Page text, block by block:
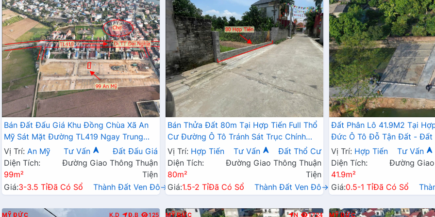
Bán Đất Đấu Giá Khu Đồng Chùa Xã An
Mỹ Sát Mặt Đường TL419 Ngay Trung
Tâm Xã An Mỹ Mỹ Đức
Vị Trí: An Mỹ Tư Vấn
Đất Đấu Giá
Diện Tích:
99m²
Đường Giao Thông Thuận
Tiện
Giá:3-3.5 TỉĐã Có Sổ Thành Đất Ven Đô→
Bán Thửa Đất 80m Tại Hợp Tiến Full Thổ
Cư Đường Ô Tô Tránh Sát Trục Chính
Kinh Doanh Liên Xã
Vị Trí: Hợp Tiến Tư Vấn
Đất Thổ Cư
Diện Tích:
80m²
Đường Giao Thông Thuận
Tiện
Giá:1.5-2 TỉĐã Có Sổ Thành Đất Ven Đô→
Đất Phân Lô 41.9M2 Tại
Đức Ô Tô Đỗ Tận Đất - Đất
Đức Giá Rẻ
Vị Trí: Hợp Tiến Tư Vấn
Diện Tích:
41.9m²
Đường
Giá:0.5-1 TỉĐã Có Sổ
MỸ ĐỨC K.D Đ.B 125 MỸ ĐỨC N 1724 MỸ ĐỨC